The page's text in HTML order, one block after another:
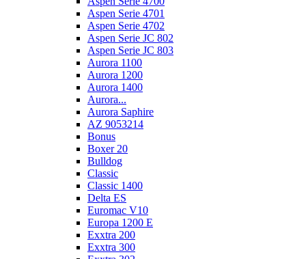
Aspen Serie 4701
Aspen Serie 4702
Aspen Serie JC 802
Aspen Serie JC 803
Aurora 1100
Aurora 1200
Aurora 1400
Aurora...
Aurora Saphire
AZ 9053214
Bonus
Boxer 20
Bulldog
Classic
Classic 1400
Delta ES
Euromac V10
Europa 1200 E
Exxtra 200
Exxtra 300